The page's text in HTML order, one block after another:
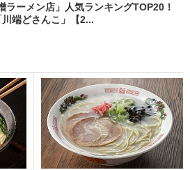
ラーメン店」人気ランキングTOP20！
端どさんこ」【2...